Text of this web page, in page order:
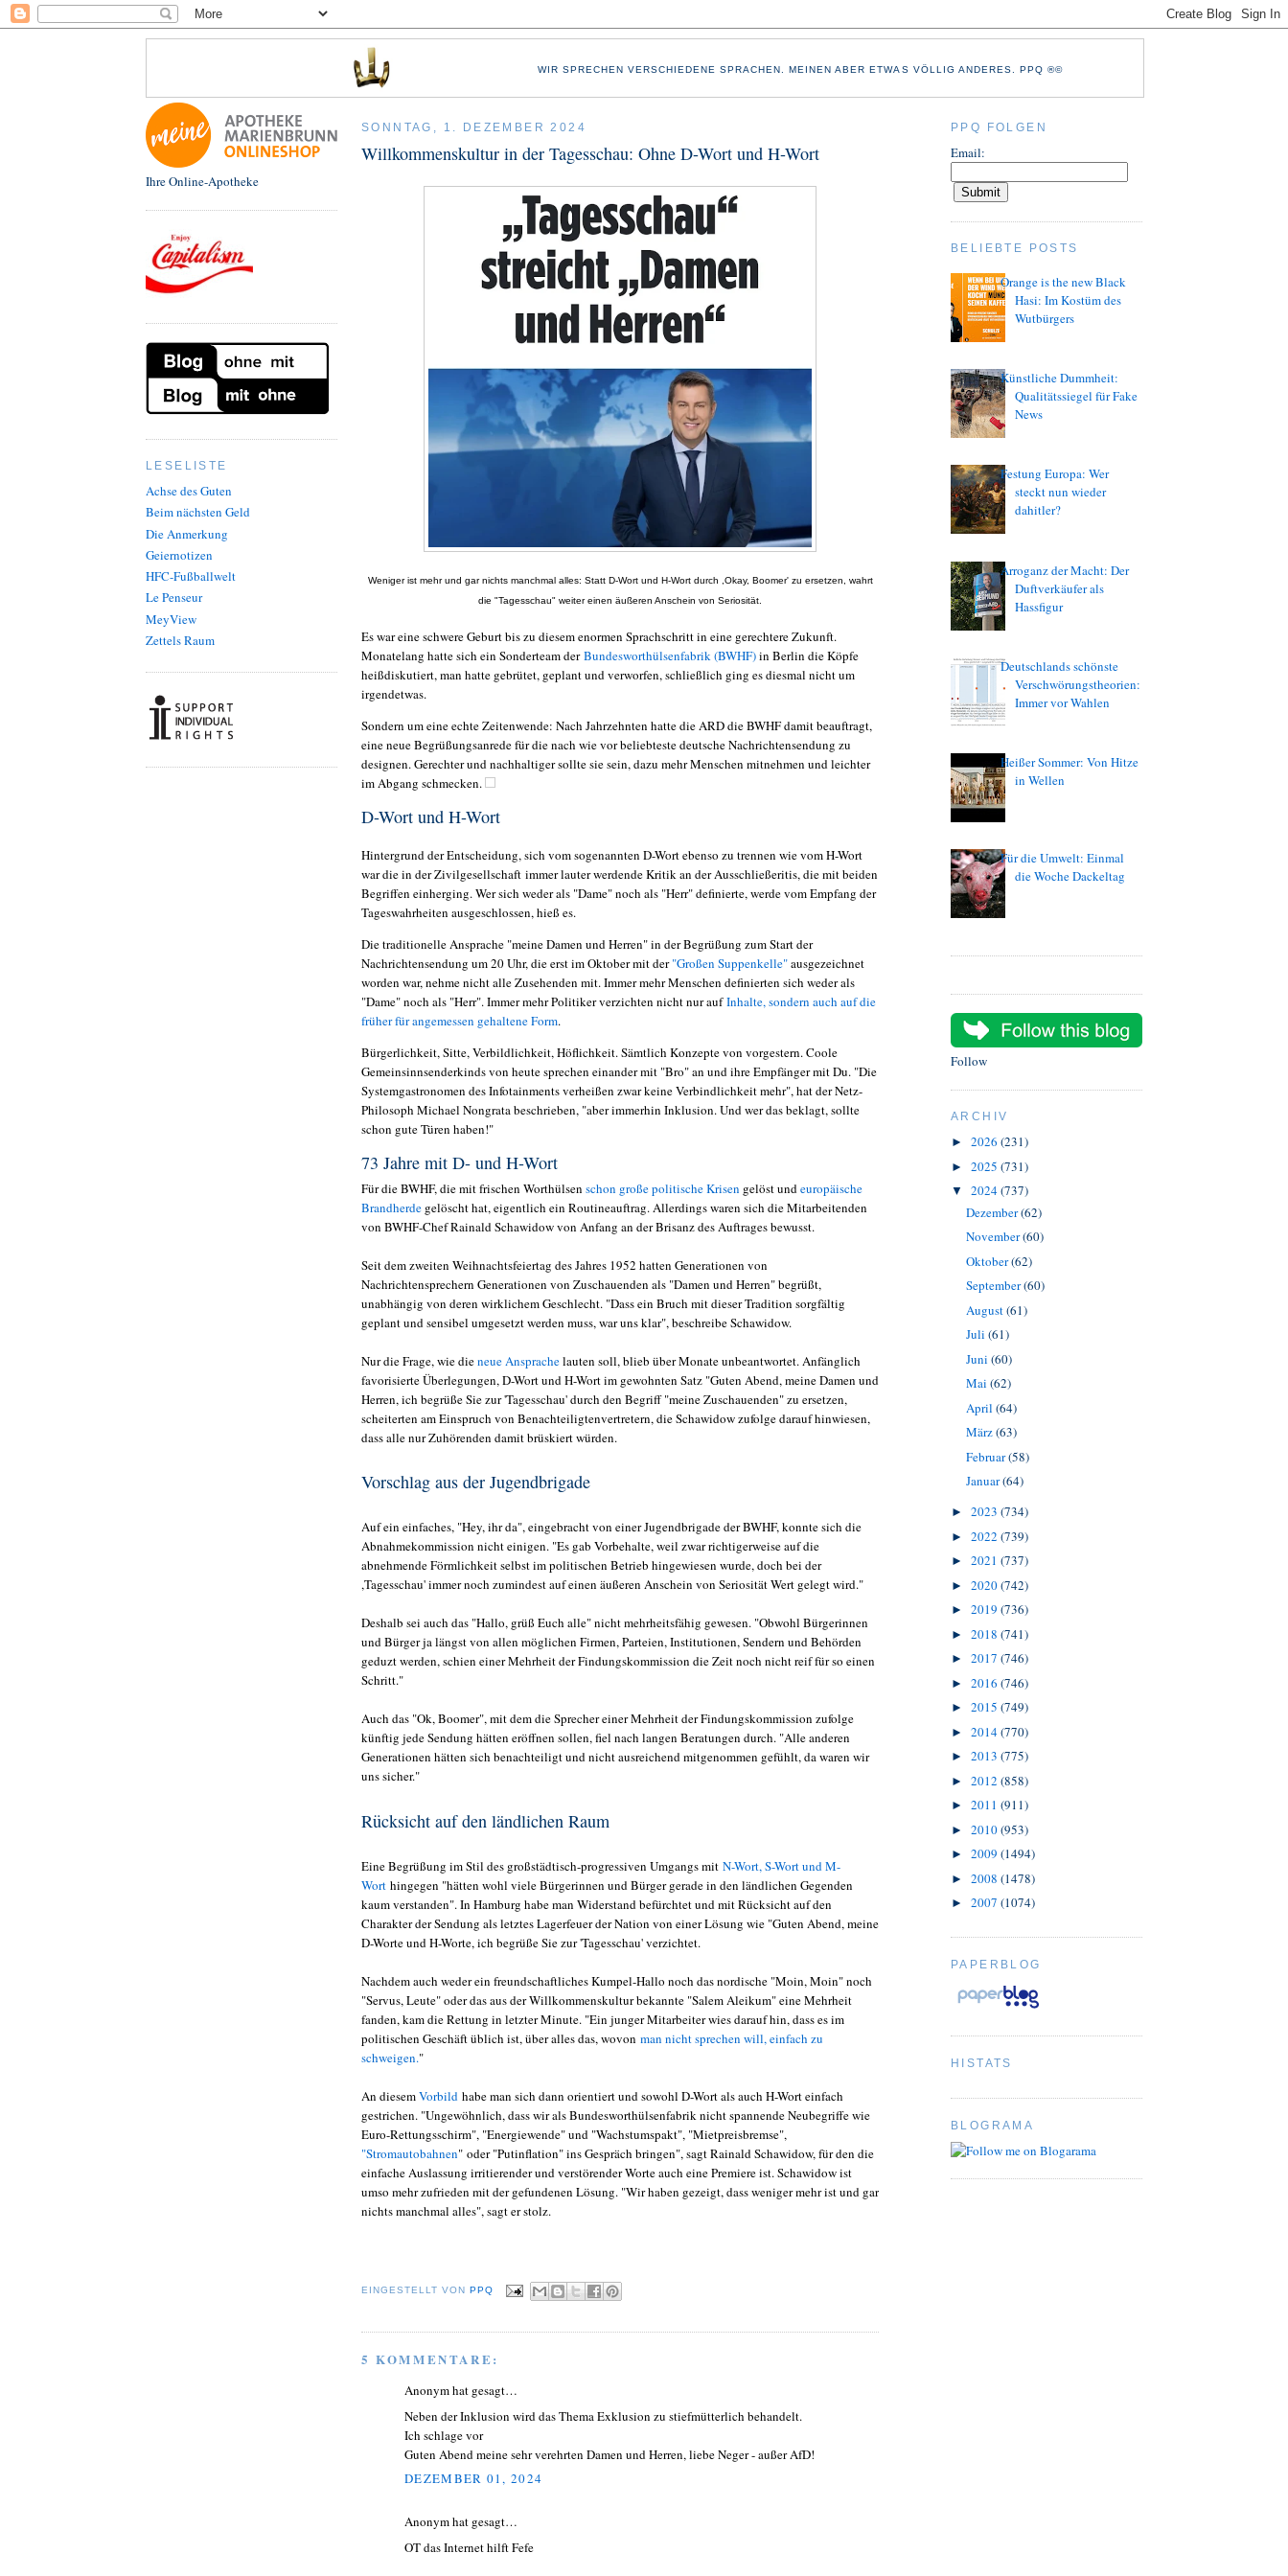
WIR SPRECHEN VERSCHIEDENE SPRACHEN. MEINEN ABER ETWAS VÖLLIG ANDERES. PPQ ®©
Ihre Online-Apotheke
LESELISTE
Achse des Guten
Beim nächsten Geld
Die Anmerkung
Geiernotizen
HFC-Fußballwelt
Le Penseur
MeyView
Zettels Raum
SONNTAG, 1. DEZEMBER 2024
Willkommenskultur in der Tagesschau: Ohne D-Wort und H-Wort
Weniger ist mehr und gar nichts manchmal alles: Statt D-Wort und H-Wort durch ,Okay, Boomer' zu ersetzen, wahrt
die "Tagesschau" weiter einen äußeren Anschein von Seriosität.
Es war eine schwere Geburt bis zu diesem enormen Sprachschritt in eine gerechtere Zukunft.
Monatelang hatte sich ein Sonderteam derBundesworthülsenfabrik (BWHF)in Berlin die Köpfe
heißdiskutiert, man hatte gebrütet, geplant und verworfen, schließlich ging es diesmal nicht um
irgendetwas.
Sondern um eine echte Zeitenwende: Nach Jahrzehnten hatte die ARD die BWHF damit beauftragt,
eine neue Begrüßungsanrede für die nach wie vor beliebteste deutsche Nachrichtensendung zu
designen. Gerechter und nachhaltiger sollte sie sein, dazu mehr Menschen mitnehmen und leichter
im Abgang schmecken.
D-Wort und H-Wort
Hintergrund der Entscheidung, sich vom sogenannten D-Wort ebenso zu trennen wie vom H-Wort
war die in der Zivilgesellschaft immer lauter werdende Kritik an der Ausschließeritis, die mit beiden
Begriffen einherging. Wer sich weder als "Dame" noch als "Herr" definierte, werde vom Empfang der
Tageswahrheiten ausgeschlossen, hieß es.
Die traditionelle Ansprache "meine Damen und Herren" in der Begrüßung zum Start der
Nachrichtensendung um 20 Uhr, die erst im Oktober mit der"Großen Suppenkelle"ausgezeichnet
worden war, nehme nicht alle Zusehenden mit. Immer mehr Menschen definierten sich weder als
"Dame" noch als "Herr". Immer mehr Politiker verzichten nicht nur aufInhalte, sondern auch auf die
früher für angemessen gehaltene Form.
Bürgerlichkeit, Sitte, Verbildlichkeit, Höflichkeit. Sämtlich Konzepte von vorgestern. Coole
Gemeinsinnsenderkinds von heute sprechen einander mit "Bro" an und ihre Empfänger mit Du. "Die
Systemgastronomen des Infotainments verheißen zwar keine Verbindlichkeit mehr", hat der Netz-
Philosoph Michael Nongrata beschrieben, "aber immerhin Inklusion. Und wer das beklagt, sollte
schon gute Türen haben!"
73 Jahre mit D- und H-Wort
Für die BWHF, die mit frischen Worthülsen schon große politische Krisen gelöst und europäische
Brandherde gelöscht hat, eigentlich ein Routineauftrag. Allerdings waren sich die Mitarbeitenden
von BWHF-Chef Rainald Schawidow von Anfang an der Brisanz des Auftrages bewusst.
Seit dem zweiten Weihnachtsfeiertag des Jahres 1952 hatten Generationen von
Nachrichtensprechern Generationen von Zuschauenden als "Damen und Herren" begrüßt,
unabhängig von deren wirklichem Geschlecht. "Dass ein Bruch mit dieser Tradition sorgfältig
geplant und sensibel umgesetzt werden muss, war uns klar", beschreibe Schawidow.
Nur die Frage, wie dieneue Ansprachelauten soll, blieb über Monate unbeantwortet. Anfänglich
favorisierte Überlegungen, D-Wort und H-Wort im gewohnten Satz "Guten Abend, meine Damen und
Herren, ich begrüße Sie zur 'Tagesschau' durch den Begriff "meine Zuschauenden" zu ersetzen,
scheiterten am Einspruch von Benachteiligtenvertretern, die Schawidow zufolge darauf hinwiesen,
dass alle nur Zuhörenden damit brüskiert würden.
Vorschlag aus der Jugendbrigade
Auf ein einfaches, "Hey, ihr da", eingebracht von einer Jugendbrigade der BWHF, konnte sich die
Abnahmekommission nicht einigen. "Es gab Vorbehalte, weil zwar richtigerweise auf die
abnehmende Förmlichkeit selbst im politischen Betrieb hingewiesen wurde, doch bei der
,Tagesschau' immer noch zumindest auf einen äußeren Anschein von Seriosität Wert gelegt wird."
Deshalb sei auch das "Hallo, grüß Euch alle" nicht mehrheitsfähig gewesen. "Obwohl Bürgerinnen
und Bürger ja längst von allen möglichen Firmen, Parteien, Institutionen, Sendern und Behörden
geduzt werden, schien einer Mehrheit der Findungskommission die Zeit noch nicht reif für so einen
Schritt."
Auch das "Ok, Boomer", mit dem die Sprecher einer Mehrheit der Findungskommission zufolge
künftig jede Sendung hätten eröffnen sollen, fiel nach langen Beratungen durch. "Alle anderen
Generationen hätten sich benachteiligt und nicht ausreichend mitgenommen gefühlt, da waren wir
uns sicher."
Rücksicht auf den ländlichen Raum
Eine Begrüßung im Stil des großstädtisch-progressiven Umgangs mit N-Wort, S-Wort und M-
Wort hingegen "hätten wohl viele Bürgerinnen und Bürger gerade in den ländlichen Gegenden
kaum verstanden". In Hamburg habe man Widerstand befürchtet und mit Rücksicht auf den
Charakter der Sendung als letztes Lagerfeuer der Nation von einer Lösung wie "Guten Abend, meine
D-Worte und H-Worte, ich begrüße Sie zur 'Tagesschau' verzichtet.
Nachdem auch weder ein freundschaftliches Kumpel-Hallo noch das nordische "Moin, Moin" noch
"Servus, Leute" oder das aus der Willkommenskultur bekannte "Salem Aleikum" eine Mehrheit
fanden, kam die Rettung in letzter Minute. "Ein junger Mitarbeiter wies darauf hin, dass es im
politischen Geschäft üblich ist, über alles das, wovon man nicht sprechen will, einfach zu
schweigen."
An diesemVorbild habe man sich dann orientiert und sowohl D-Wort als auch H-Wort einfach
gestrichen. "Ungewöhnlich, dass wir als Bundesworthülsenfabrik nicht spannende Neubegriffe wie
Euro-Rettungsschirm", "Energiewende" und "Wachstumspakt", "Mietpreisbremse",
"Stromautobahnen" oder "Putinflation" ins Gespräch bringen", sagt Rainald Schawidow, für den die
einfache Auslassung irritierender und verstörender Worte auch eine Premiere ist. Schawidow ist
umso mehr zufrieden mit der gefundenen Lösung. "Wir haben gezeigt, dass weniger mehr ist und gar
nichts manchmal alles", sagt er stolz.
EINGESTELLT VON PPQ
5 KOMMENTARE:
Anonym hat gesagt…
Neben der Inklusion wird das Thema Exklusion zu stiefmütterlich behandelt.
Ich schlage vor
Guten Abend meine sehr verehrten Damen und Herren, liebe Neger - außer AfD!
DEZEMBER 01, 2024
Anonym hat gesagt…
OT das Internet hilft Fefe
PPQ FOLGEN
Email:
BELIEBTE POSTS
Orange is the new Black
Hasi: Im Kostüm des
Wutbürgers
Künstliche Dummheit:
Qualitätssiegel für Fake
News
Festung Europa: Wer
steckt nun wieder
dahitler?
Arroganz der Macht: Der
Duftverkäufer als
Hassfigur
Deutschlands schönste
Verschwörungstheorien:
Immer vor Wahlen
Heißer Sommer: Von Hitze
in Wellen
Für die Umwelt: Einmal
die Woche Dackeltag
Follow
ARCHIV
► 2026 (231)
► 2025 (731)
▼ 2024(737)
Dezember(62)
November(60)
Oktober(62)
September(60)
August(61)
Juli (61)
Juni (60)
Mai (62)
April (64)
März(63)
Februar(58)
Januar(64)
► 2023 (734)
► 2022 (739)
► 2021 (737)
► 2020(742)
► 2019 (736)
► 2018 (741)
► 2017 (746)
► 2016 (746)
► 2015 (749)
► 2014(770)
► 2013 (775)
► 2012 (858)
► 2011 (911)
► 2010(953)
► 2009 (1494)
► 2008 (1478)
► 2007 (1074)
PAPERBLOG
HISTATS
BLOGRAMA